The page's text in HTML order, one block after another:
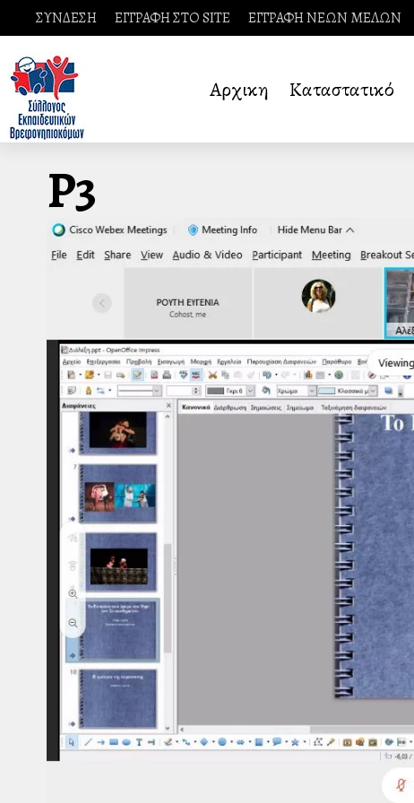
ΣΥΝΔΕΣΗ ΕΓΓΡΑΦΗ ΣΤΟ SITE ΕΓΓΡΑΦΗ ΝΕΩΝ ΜΕΛΩΝ
Αρχικη Καταστατικό
Ρ3